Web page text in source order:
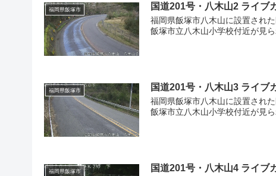
福岡県飯塚市 国道201号・八木山2 ライブ
福岡県飯塚市八木山に設置され
飯塚市立八木山小学校付近が見
福岡県飯塚市 国道201号・八木山3 ライブ
福岡県飯塚市八木山に設置され
飯塚市立八木山小学校付近が見
福岡県飯塚市 国道201号・八木山4 ライブ